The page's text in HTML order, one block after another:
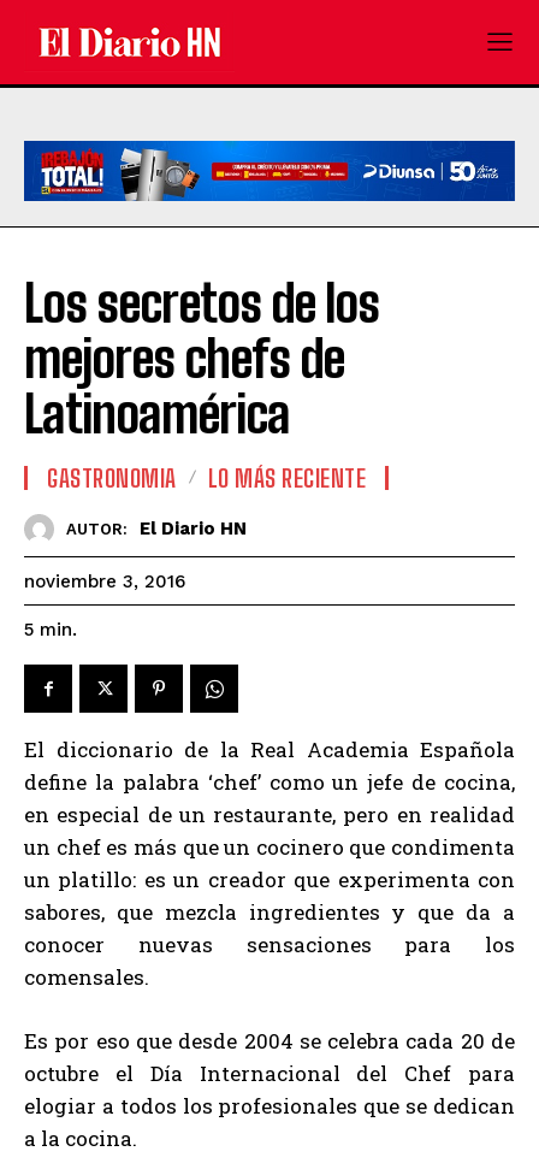
Los secretos de los
mejores chefs de
Latinoamérica
GASTRONOMIA LO MÁS RECIENTE
AUTOR: El Diario HN
noviembre 3, 2016
5 min.
El diccionario de la Real Academia Española
define la palabra ‘chef’ como un jefe de cocina,
en especial de un restaurante, pero en realidad
un chef es más que un cocinero que condimenta
un platillo: es un creador que experimenta con
sabores, que mezcla ingredientes y que da a
conocer nuevas sensaciones para los
comensales.
Es por eso que desde 2004 se celebra cada 20 de
octubre el Día Internacional del Chef para
elogiar a todos los profesionales que se dedican
a la cocina.